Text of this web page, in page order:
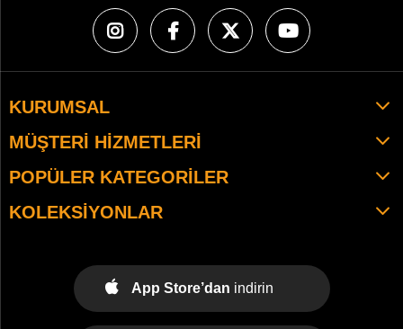
KURUMSAL
MÜŞTERI HIZMETLERI
POPÜLER KATEGORILER
KOLEKSIYONLAR
App Store’dan indirin